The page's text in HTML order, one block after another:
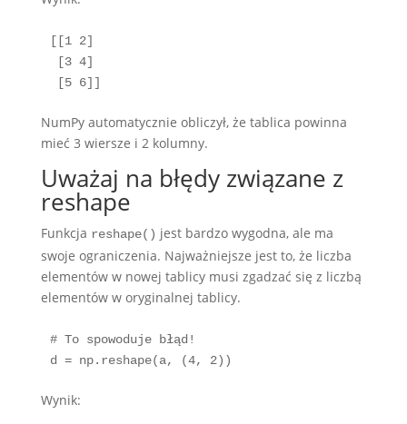
[[1 2]
[3 4]
[5 6]]
NumPy automatycznie obliczył, że tablica powinna
mieć 3 wiersze i 2 kolumny.
Uważaj na błędy związane z
reshape
Funkcja reshape() jest bardzo wygodna, ale ma
swoje ograniczenia. Najważniejsze jest to, że liczba
elementów w nowej tablicy musi zgadzać się z liczbą
elementów w oryginalnej tablicy.
# To spowoduje błąd!
d = np.reshape(a, (4, 2))
Wynik: